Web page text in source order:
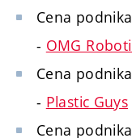
Cena
- OMG
Cena
- Plastic Guys
Cena